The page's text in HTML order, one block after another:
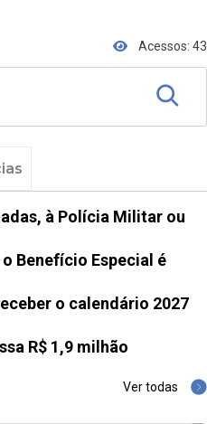
Acessos: 43
à Polícia Militar ou
Benefício Especial é
o calendário 2027
R$ 1,9 milhão
Ver todas